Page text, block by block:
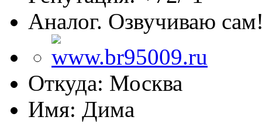
Аналог. Озвучиваю
Откуда: Москва
Имя: Дима